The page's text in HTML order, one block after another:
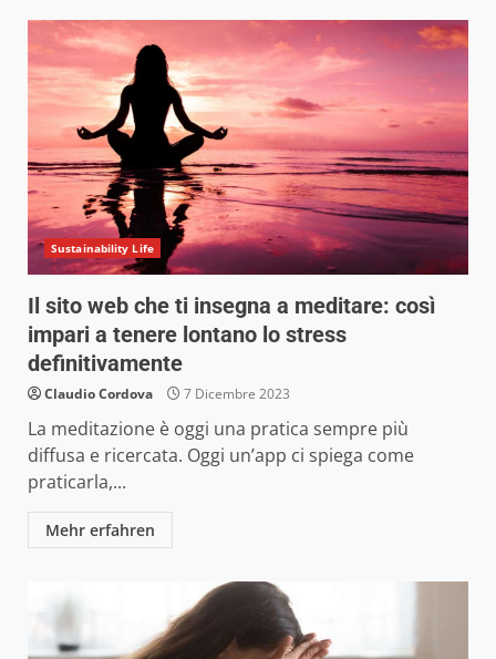
Sustainability Life
Il sito web che ti insegna a meditare: così
impari a tenere lontano lo stress
definitivamente
Claudio Cordova 7 Dicembre 2023
La meditazione è oggi una pratica sempre più
diffusa e ricercata. Oggi un’app ci spiega come
praticarla,...
Mehr erfahren